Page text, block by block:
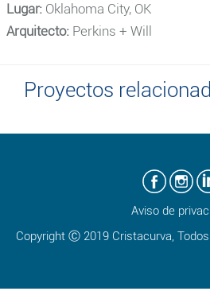
Lugar: Oklahoma City, OK
Arquitecto: Perkins + Will
Proyectos
Copyright Ⓒ 2019 Cristacurva,
Aviso de